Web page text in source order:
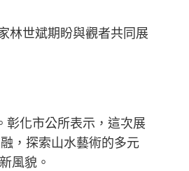
林世斌期盼與觀者共同展
化市公所表示，這次展
，探索山水藝術的多元
風貌。